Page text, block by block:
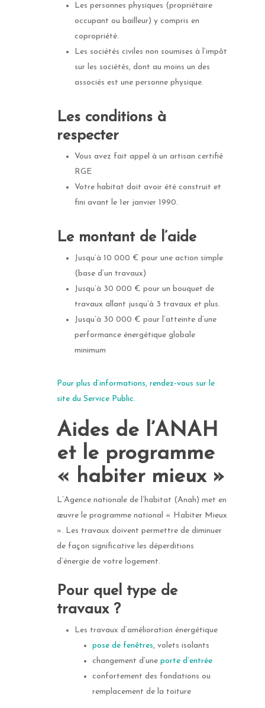
Les personnes physiques (propriétaire
occupant ou bailleur) y compris en
copropriété.
Les sociétés civiles non soumises à l’impôt
sur les sociétés, dont au moins un des
associés est une personne physique.
Les conditions à
respecter
Vous avez fait appel à un artisan certifié
RGE
Votre habitat doit avoir été construit et
fini avant le 1er janvier 1990.
Le montant de l’aide
Jusqu’à 10 000 € pour une action simple
(base d’un travaux)
Jusqu’à 30 000 € pour un bouquet de
travaux allant jusqu’à 3 travaux et plus.
Jusqu’à 30 000 € pour l’atteinte d’une
performance énergétique globale
minimum
Pour plus d’informations, rendez-vous sur le
site du Service Public.
Aides de l’ANAH
et le programme
« habiter mieux »
L’Agence nationale de l’habitat (Anah) met en
œuvre le programme national « Habiter Mieux
». Les travaux doivent permettre de diminuer
de façon significative les déperditions
d’énergie de votre logement.
Pour quel type de
travaux ?
Les travaux d’amélioration énergétique
pose de fenêtres, volets isolants
changement d’une porte d’entrée
confortement des fondations ou
remplacement de la toiture